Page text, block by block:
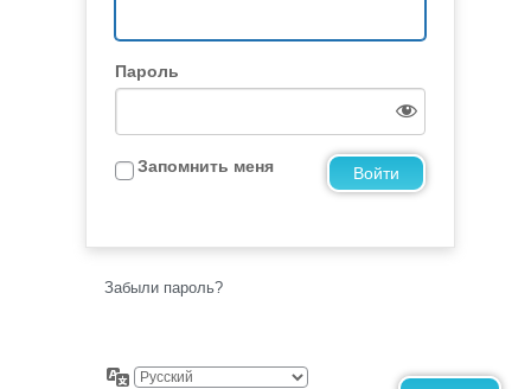
Пароль
Запомнить меня
Забыли пароль?